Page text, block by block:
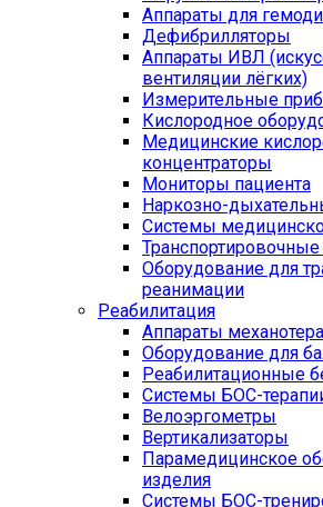
Аппараты для
Дефибрилляторы
Аппараты ИВЛ
вентиляции лёгких)
Измерительные
Кислородное
Медицинские
концентраторы
Мониторы пациента
Наркозно-
Системы
Оборудование для
реанимации
Реабилитация
Аппараты
Оборудование для
Реабилитационные
Системы БОС-
Велоэргометры
Вертикализаторы
Парамедицинское
изделия
Системы БОС-